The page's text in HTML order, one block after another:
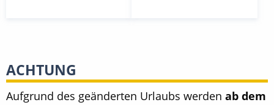
ACHTUNG
Aufgrund des geänderten Urlaubs werden ab dem